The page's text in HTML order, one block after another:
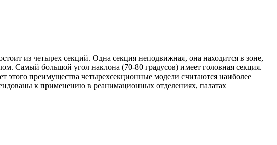
из четырех секций. Одна секция неподвижная, она находится в зоне,
Самый большой угол наклона (70-80 градусов) имеет головная секция.
этого преимущества четырехсекционные модели считаются наиболее
к применению в реанимационных отделениях, палатах